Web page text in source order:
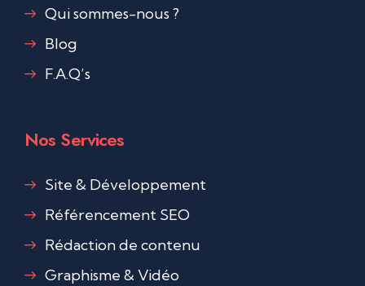
Qui sommes-nous ?
Blog
F.A.Q’s
Nos Services
Site & Développement
Référencement SEO
Rédaction de contenu
Graphisme & Vidéo